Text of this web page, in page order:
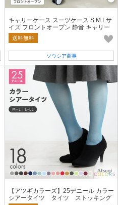
キャリーケース スーツケース S M Lサ
イズ フロントオープン 静音 キャリー
バッグ カップホルダー付き
送料無料
ソウシア商事
【アツギカラーズ】25デニール カラー
シアータイツ タイツ ストッキング